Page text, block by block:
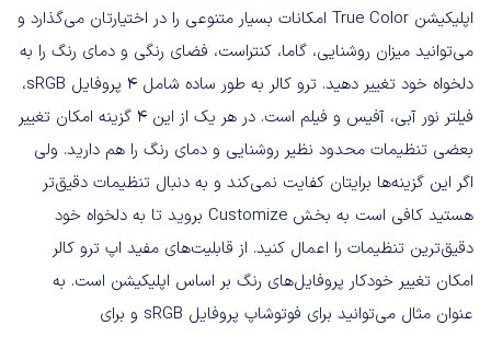
اپلیکیشن True Color امکانات بسیار متنوعی را در اختیارتان می‌گذارد و
می‌توانید میزان روشنایی، گاما، کنتراست، فضای رنگی و دمای رنگ را به
دلخواه خود تغییر دهید. ترو کالر به طور ساده شامل ۴ پروفایل sRGB،
فیلتر نور آبی،‌ آفیس و فیلم است. در هر یک از این ۴ گزینه امکان تغییر
بعضی تنظیمات محدود نظیر روشنایی و دمای رنگ را هم دارید. ولی
اگر این گزینه‌ها برایتان کفایت نمی‌کند و به دنبال تنظیمات دقیق‌تر
هستید کافی است به بخش Customize بروید تا به دلخواه خود
دقیق‌ترین تنظیمات را اعمال کنید. از قابلیت‌های مفید اپ ترو کالر
امکان تغییر خودکار پروفایل‌های رنگ بر اساس اپلیکیشن است. به
عنوان مثال می‌توانید برای فوتوشاپ پروفایل sRGB و برای